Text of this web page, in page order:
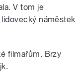
V tom je
náměstek
filmařům. Brzy